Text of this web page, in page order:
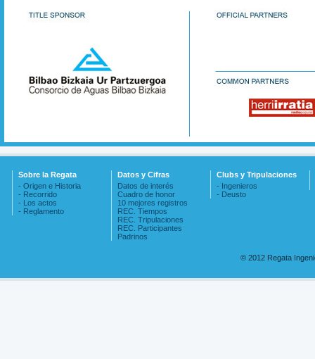
Sobre la Regata
- Origen e Historia
- Recorrido
- Los actos
- Reglamento
Datos y Cifras
Datos de interés
Cuadro de honor
10 mejores registros
REC. Tiempos
REC. Tripulaciones
REC. Participantes
Padrinos
Clubs y Tripulaciones
- Ingenieros
- Deusto
© 2012 Regata